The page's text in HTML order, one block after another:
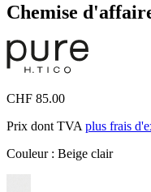
Chemise
CHF 85.00
Prix dont TVA plus frais
Couleur : Beige clair